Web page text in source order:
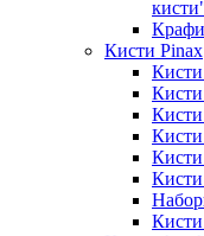
Кисти Pinax
Кисти
Кисти
Кисти
Кисти